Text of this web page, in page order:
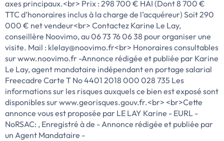
axes principaux.<br> Prix : 298 700 € HAI (Dont 8 700 €
TTC d’honoraires inclus à la charge de l’acquéreur) Soit 290
000 € net vendeur<br> Contactez Karine Le Lay,
conseillère Noovimo, au 06 73 76 06 38 pour organiser une
visite. Mail : klelay@noovimo.fr<br> Honoraires consultables
sur www.noovimo.fr -Annonce rédigée et publiée par Karine
Le Lay, agent mandataire indépendant en portage salarial
Freecadre Carte T No 4401 2018 000 028 735 Les
informations sur les risques auxquels ce bien est exposé sont
disponibles sur www.georisques.gouv.fr.<br> <br>Cette
annonce vous est proposée par LE LAY Karine - EURL -
NoRSAC: , Enregistré à de - Annonce rédigée et publiée par
un Agent Mandataire -